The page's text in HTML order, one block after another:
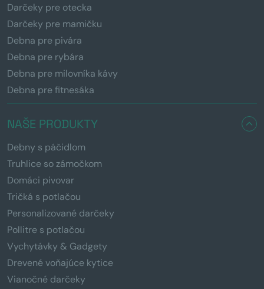
Darčeky pre otecka
Darčeky pre mamičku
Debna pre pivára
Debna pre rybára
Debna pre milovníka kávy
Debna pre fitnesáka
NAŠE PRODUKTY
Debny s páčidlom
Truhlice so zámočkom
Domáci pivovar
Tričká s potlačou
Personalizované darčeky
Pollitre s potlačou
Vychytávky & Gadgety
Drevené voňajúce kytice
Vianočné darčeky